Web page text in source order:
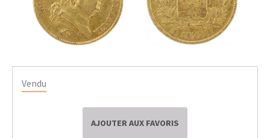
Vendu
AJOUTER AUX FAVORIS